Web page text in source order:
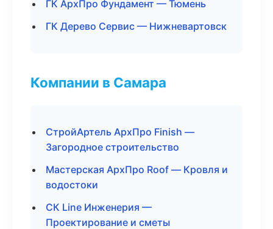
ГК АрхПро Фундамент — Тюмень
ГК Дерево Сервис — Нижневартовск
Компании в Самара
СтройАртель АрхПро Finish —
Загородное строительство
Мастерская АрхПро Roof — Кровля и
водостоки
СК Line Инженерия —
Проектирование и сметы